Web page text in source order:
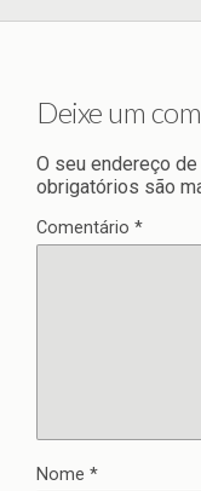
Deixe um
O seu endereço
obrigatórios são
Comentário *
Nome *